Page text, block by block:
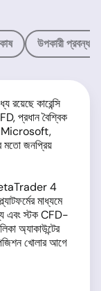
উপকারী
রয়েছে কারেন্সি
প্রধান বৈশ্বিক
Microsoft,
জনপ্রিয়
4
মাধ্যমে
এবং স্টক CFD-
অ্যাকাউন্টের
পজিশন খোলার আগে